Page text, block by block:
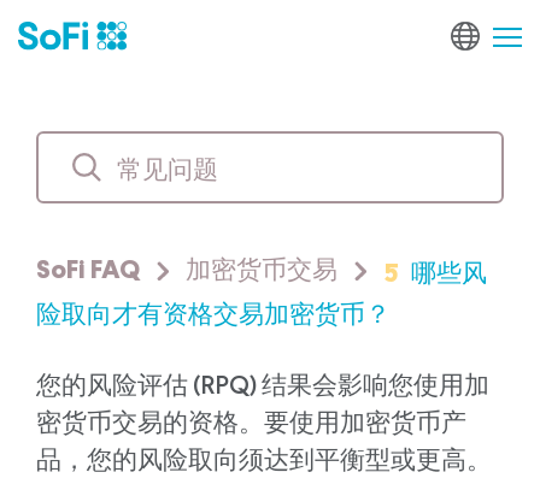
SoFi FAQ 加密货币交易 5 哪些风
险取向才有资格交易加密货币？
您的风险评估 (RPQ) 结果会影响您使用加
密货币交易的资格。要使用加密货币产
品，您的风险取向须达到平衡型或更高。